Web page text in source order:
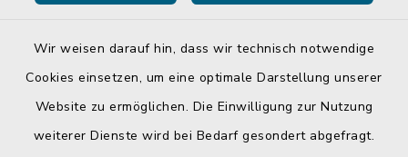
Wir weisen darauf hin, dass wir technisch notwendige
Cookies einsetzen, um eine optimale Darstellung unserer
Website zu ermöglichen. Die Einwilligung zur Nutzung
weiterer Dienste wird bei Bedarf gesondert abgefragt.